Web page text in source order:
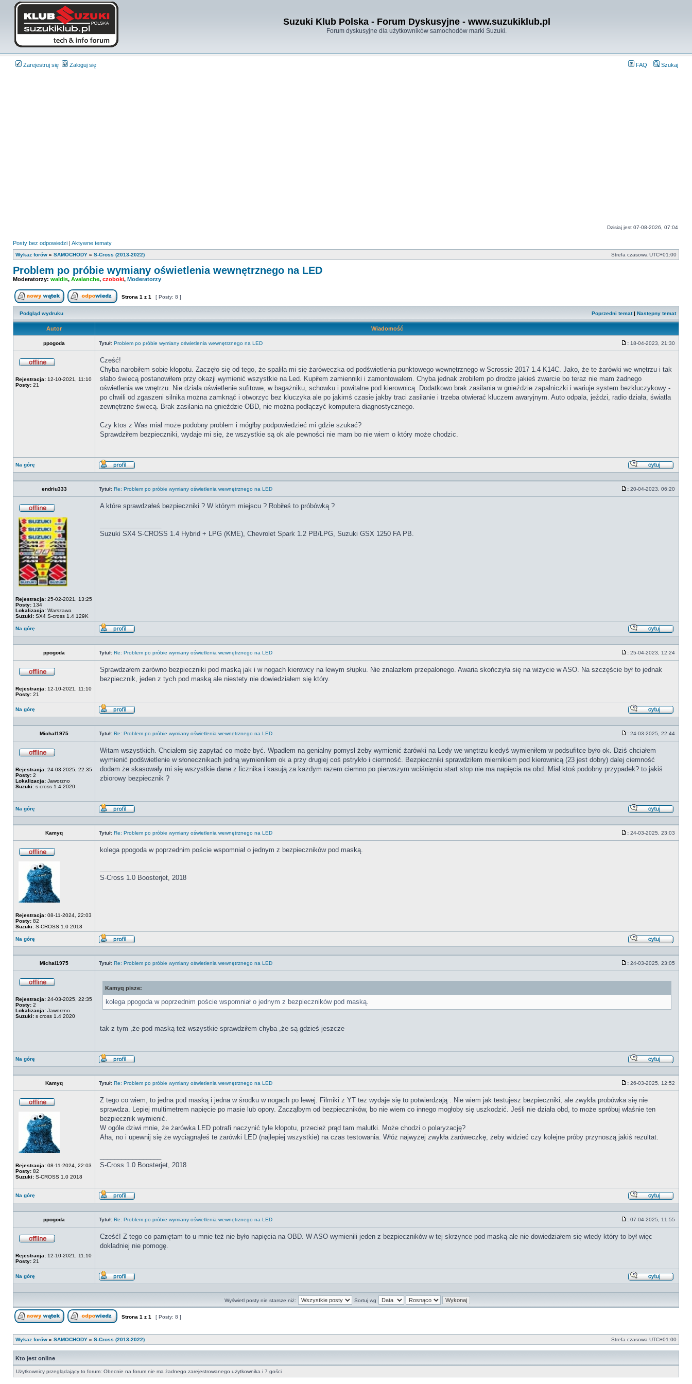
Suzuki Klub Polska - Forum Dyskusyjne - www.suzukiklub.pl
Forum dyskusyjne dla użytkowników samochodów marki Suzuki.
Zarejestruj się Zaloguj się FAQ Szukaj
Dzisiaj jest 07-08-2026, 07:04
Posty bez odpowiedzi | Aktywne tematy
Wykaz forów » SAMOCHODY » S-Cross (2013-2022) Strefa czasowa UTC+01:00
Problem po próbie wymiany oświetlenia wewnętrznego na LED
Moderatorzy: waldis, Avalanche, czoboki, Moderatorzy
Nowy temat Odpowiedz w temacie
Strona 1 z 1 [ Posty: 8 ]
Podgląd wydruku Poprzedni temat| Następny temat
Autor Wiadomość
ppogoda Tytuł: Problem po próbie wymiany oświetlenia wewnętrznego na LED
: 18-04-2023, 21:30
Rejestracja: 12-10-2021, 11:10
Posty: 21
Cześć!
Chyba narobiłem sobie kłopotu. Zaczęło się od tego, że spaliła mi się żaróweczka od podświetlenia punktowego wewnętrznego w Scrossie 2017 1.4 K14C. Jako, że te żarówki we wnętrzu i tak
słabo świecą postanowiłem przy okazji wymienić wszystkie na Led. Kupiłem zamienniki i zamontowałem. Chyba jednak zrobiłem po drodze jakieś zwarcie bo teraz nie mam żadnego
oświetlenia we wnętrzu. Nie działa oświetlenie sufitowe, w bagażniku, schowku i powitalne pod kierownicą. Dodatkowo brak zasilania w gnieździe zapalniczki i wariuje system bezkluczykowy -
po chwili od zgaszeni silnika można zamknąć i otworzyc bez kluczyka ale po jakimś czasie jakby traci zasilanie i trzeba otwierać kluczem awaryjnym. Auto odpala, jeździ, radio działa, światła
zewnętrzne świecą. Brak zasilania na gnieździe OBD, nie można podłączyć komputera diagnostycznego.
Czy ktos z Was miał może podobny problem i mógłby podpowiedzieć mi gdzie szukać?
Sprawdziłem bezpieczniki, wydaje mi się, że wszystkie są ok ale pewności nie mam bo nie wiem o który może chodzic.
Na górę
Wyświetl
endriu333
Tytuł: Re: Problem po próbie wymiany oświetlenia wewnętrznego na LED
: 20-04-2023, 06:20
Rejestracja: 25-02-2021, 13:25
Posty: 134
Lokalizacja: Warszawa
Suzuki: SX4 S-cross 1.4 129K
A które sprawdzałeś bezpieczniki ? W którym miejscu ? Robiłeś to próbówką ?
Suzuki SX4 S-CROSS 1.4 Hybrid + LPG (KME), Chevrolet Spark 1.2 PB/LPG, Suzuki GSX 1250 FA PB.
Na górę
Wyświetl
ppogoda
Tytuł: Re: Problem po próbie wymiany oświetlenia wewnętrznego na LED
: 25-04-2023, 12:24
Rejestracja: 12-10-2021, 11:10
Posty: 21
Sprawdzałem zarówno bezpieczniki pod maską jak i w nogach kierowcy na lewym słupku. Nie znalazłem przepalonego. Awaria skończyła się na wizycie w ASO. Na szczęście był to jednak
bezpiecznik, jeden z tych pod maską ale niestety nie dowiedziałem się który.
Na górę
Wyświetl
Michal1975
Tytuł: Re: Problem po próbie wymiany oświetlenia wewnętrznego na LED
: 24-03-2025, 22:44
Rejestracja: 24-03-2025, 22:35
Posty: 2
Lokalizacja: Jaworzno
Suzuki: s cross 1.4 2020
Witam wszystkich. Chciałem się zapytać co może być. Wpadłem na genialny pomysł żeby wymienić żarówki na Ledy we wnętrzu kiedyś wymieniłem w podsufitce było ok. Dziś chciałem
wymienić podświetlenie w słonecznikach jedną wymieniłem ok a przy drugiej coś pstrykło i ciemność. Bezpieczniki sprawdziłem miernikiem pod kierownicą (23 jest dobry) dalej ciemność
dodam że skasowały mi się wszystkie dane z licznika i kasują za kazdym razem ciemno po pierwszym wciśnięciu start stop nie ma napięcia na obd. Miał ktoś podobny przypadek? to jakiś
zbiorowy bezpiecznik ?
Na górę
Wyświetl
Kamyq
Tytuł: Re: Problem po próbie wymiany oświetlenia wewnętrznego na LED
: 24-03-2025, 23:03
Rejestracja: 08-11-2024, 22:03
Posty: 82
Suzuki: S-CROSS 1.0 2018
kolega ppogoda w poprzednim poście wspomniał o jednym z bezpieczników pod maską.
S-Cross 1.0 Boosterjet, 2018
Na górę
Wyświetl
Michal1975
Tytuł: Re: Problem po próbie wymiany oświetlenia wewnętrznego na LED
: 24-03-2025, 23:05
Rejestracja: 24-03-2025, 22:35
Posty: 2
Lokalizacja: Jaworzno
Suzuki: s cross 1.4 2020
Kamyq pisze:
kolega ppogoda w poprzednim poście wspomniał o jednym z bezpieczników pod maską.
tak z tym ,że pod maską też wszystkie sprawdziłem chyba ,że są gdzieś jeszcze
Na górę
Wyświetl
Kamyq
Tytuł: Re: Problem po próbie wymiany oświetlenia wewnętrznego na LED
: 26-03-2025, 12:52
Rejestracja: 08-11-2024, 22:03
Posty: 82
Suzuki: S-CROSS 1.0 2018
Z tego co wiem, to jedna pod maską i jedna w środku w nogach po lewej. Filmiki z YT tez wydaje się to potwierdzają . Nie wiem jak testujesz bezpieczniki, ale zwykła probówka się nie
sprawdza. Lepiej multimetrem napięcie po masie lub opory. Zacząłbym od bezpieczników, bo nie wiem co innego mogłoby się uszkodzić. Jeśli nie działa obd, to może spróbuj właśnie ten
bezpiecznik wymienić.
W ogóle dziwi mnie, że żarówka LED potrafi naczynić tyle kłopotu, przecież prąd tam malutki. Może chodzi o polaryzację?
Aha, no i upewnij się że wyciągnąłeś te żarówki LED (najlepiej wszystkie) na czas testowania. Włóż najwyżej zwykła żaróweczkę, żeby widzieć czy kolejne próby przynoszą jakiś rezultat.
S-Cross 1.0 Boosterjet, 2018
Na górę
Wyświetl
ppogoda
Tytuł: Re: Problem po próbie wymiany oświetlenia wewnętrznego na LED
: 07-04-2025, 11:55
Rejestracja: 12-10-2021, 11:10
Posty: 21
Cześć! Z tego co pamiętam to u mnie też nie było napięcia na OBD. W ASO wymienili jeden z bezpieczników w tej skrzynce pod maską ale nie dowiedziałem się wtedy który to był więc
dokładniej nie pomogę.
Na górę
Wyświetl
Wyświetl posty nie starsze niż:
Sortuj wg
Strona 1 z 1 [ Posty: 8 ]
Wykaz forów » SAMOCHODY » S-Cross (2013-2022) Strefa czasowa UTC+01:00
Kto jest online
Użytkownicy przeglądający to forum: Obecnie na forum nie ma żadnego zarejestrowanego użytkownika i 7 gości